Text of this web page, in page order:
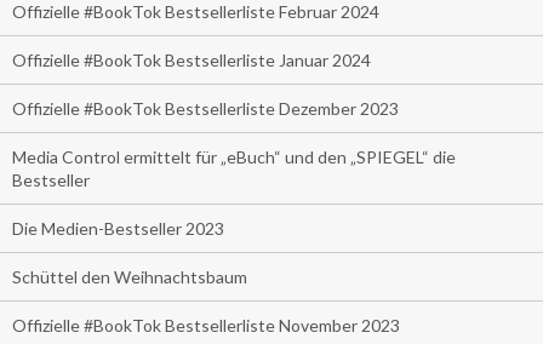
Offizielle #BookTok Bestsellerliste Februar 2024
Offizielle #BookTok Bestsellerliste Januar 2024
Offizielle #BookTok Bestsellerliste Dezember 2023
Media Control ermittelt für „eBuch“ und den „SPIEGEL“ die
Bestseller
Die Medien-Bestseller 2023
Schüttel den Weihnachtsbaum
Offizielle #BookTok Bestsellerliste November 2023